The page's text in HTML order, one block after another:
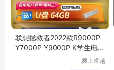
联想拯救者2022款R9000P
Y7000P Y9000P K学生电竞
颍上卓越